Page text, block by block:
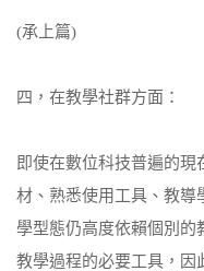
(承上篇)
四，在教學社群方面：
即使在數位科技普遍的
材、熟悉使用工具、教導
學型態仍高度依賴個別的
教學過程的必要工具，因